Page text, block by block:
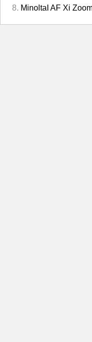
MinoltaI AF Xi